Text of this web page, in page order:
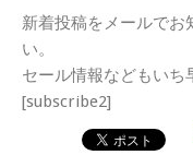
新着投稿をメールでお
い。
セール情報などもいち
[subscribe2]